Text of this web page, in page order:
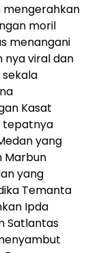
mengerahkan
moril
menangani
viral dan
Kasat
tepatnya
yang
Marbun
yang
Temanta
Ipda
Satlantas